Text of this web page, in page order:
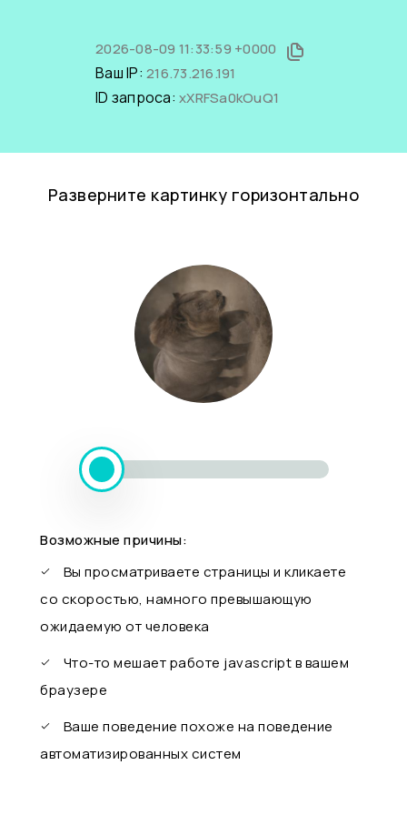
2026-08-09 11:33:59 +0000
Ваш IP: 216.73.216.191
ID запроса: xXRFSa0kOuQ1
Разверните картинку горизонтально
Возможные причины:
Вы просматриваете страницы и кликаете
со скоростью, намного превышающую
ожидаемую от человека
Что-то мешает работе javascript в вашем
браузере
Ваше поведение похоже на поведение
автоматизированных систем